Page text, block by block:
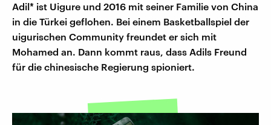
Adil* ist Uigure und 2016 mit seiner Familie von China
in die Türkei geflohen. Bei einem Basketballspiel der
uigurischen Community freundet er sich mit
Mohamed an. Dann kommt raus, dass Adils Freund
für die chinesische Regierung spioniert.